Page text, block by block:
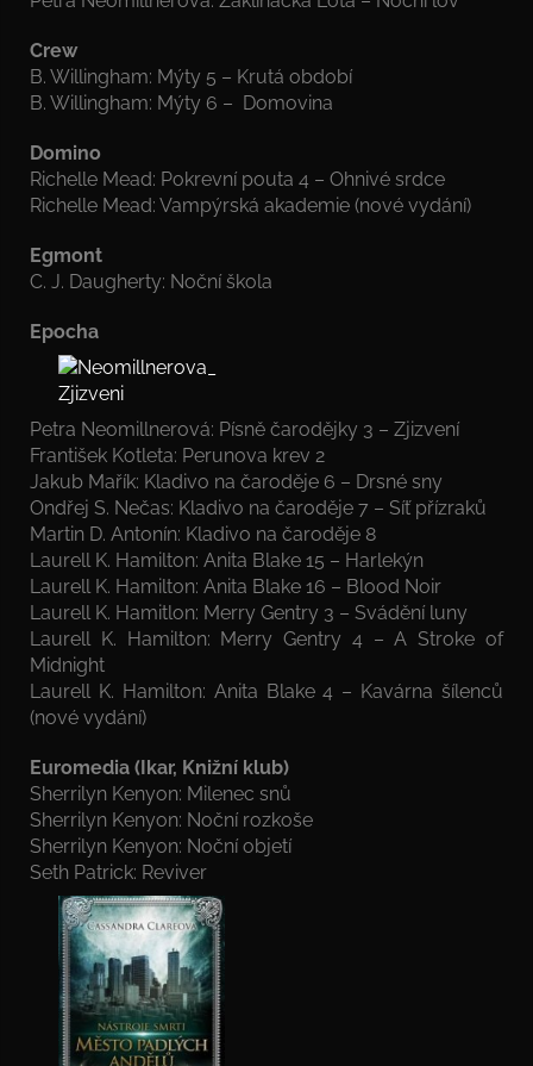
Crew
B. Willingham: Mýty 5 – Krutá období
B. Willingham: Mýty 6 – Domovina
Domino
Richelle Mead: Pokrevní pouta 4 – Ohnivé srdce
Richelle Mead: Vampýrská akademie (nové vydání)
Egmont
C. J. Daugherty: Noční škola
Epocha
Petra Neomillnerová: Písně čarodějky 3 – Zjizvení
František Kotleta: Perunova krev 2
Jakub Mařík: Kladivo na čaroděje 6 – Drsné sny
Ondřej S. Nečas: Kladivo na čaroděje 7 – Síť přízraků
Martin D. Antonín: Kladivo na čaroděje 8
Laurell K. Hamilton: Anita Blake 15 – Harlekýn
Laurell K. Hamilton: Anita Blake 16 – Blood Noir
Laurell K. Hamitlon: Merry Gentry 3 – Svádění luny
Laurell K. Hamilton: Merry Gentry 4 – A Stroke of
Midnight
Laurell K. Hamilton: Anita Blake 4 – Kavárna šílenců
(nové vydání)
Euromedia (Ikar, Knižní klub)
Sherrilyn Kenyon: Milenec snů
Sherrilyn Kenyon: Noční rozkoše
Sherrilyn Kenyon: Noční objetí
Seth Patrick: Reviver